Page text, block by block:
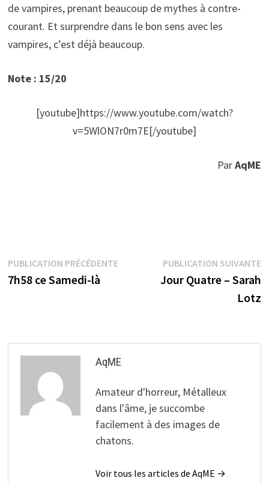
de vampires, prenant beaucoup de mythes à contre-
courant. Et surprendre dans le bon sens avec les
vampires, c’est déjà beaucoup.
Note : 15/20
[youtube]https://www.youtube.com/watch?
v=5WlON7r0m7E[/youtube]
ParAqME
Navigation
de
PUBLICATION PRÉCÉDENTEPublication
précédente :
7h58 ce Samedi-là
PUBLICATION SUIVANTE
Jour Quatre – Sarah
Lotz
AqME
Amateur d'horreur, Métalleux
dans l'âme, je succombe
facilement à des images de
chatons.
Voir tous les articles de AqME →